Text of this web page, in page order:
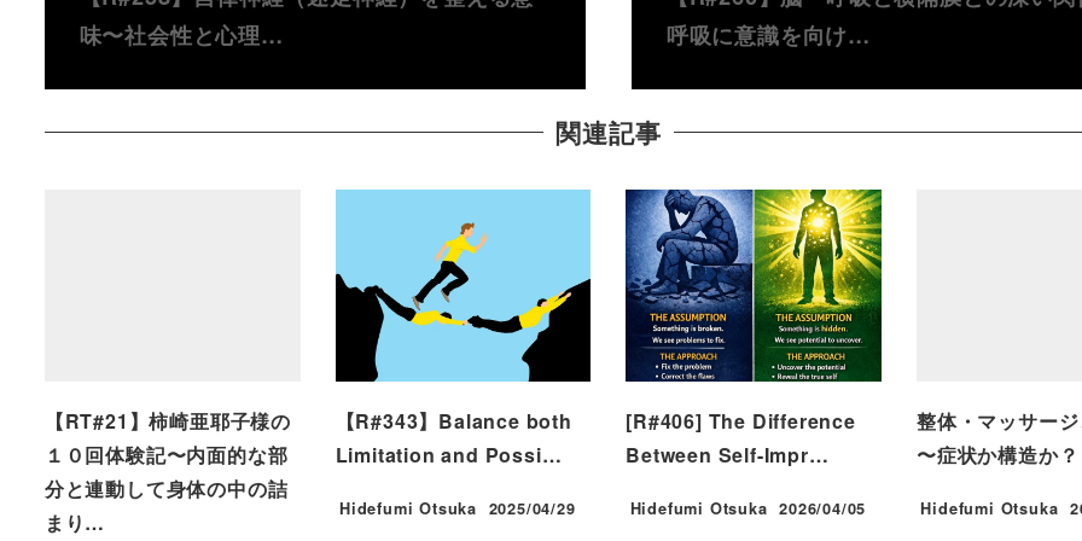
味〜社会性と心理…
呼吸に意識を向け…
関連記事
【RT#21】柿崎亜耶子様の
１０回体験記〜内面的な部
分と連動して身体の中の詰
まり…
【R#343】Balance both
Limitation and Possi…
Hidefumi Otsuka
投稿日
2025/04/29
[R#406] The Difference
Between Self-Impr…
Hidefumi Otsuka
投稿日
2026/04/05
整体・マッサー
〜症状か構造か？
Hidefumi Otsuka